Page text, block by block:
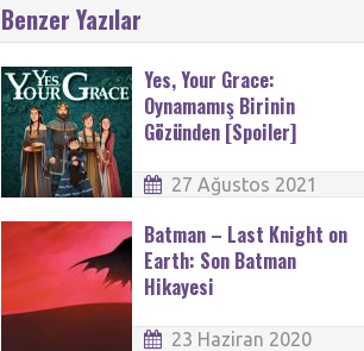
Benzer Yazılar
Yes, Your Grace:
Oynamamış Birinin
Gözünden [Spoiler]
27 Ağustos 2021
Batman – Last Knight on
Earth: Son Batman
Hikayesi
23 Haziran 2020